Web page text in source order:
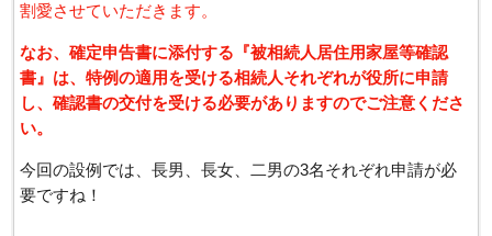
割愛させていただきます。
なお、確定申告書に添付する『被相続人居住用家屋等確認
書』は、特例の適用を受ける相続人それぞれが役所に申請
し、確認書の交付を受ける必要がありますのでご注意くださ
い。
今回の設例では、長男、長女、二男の3名それぞれ申請が必
要ですね！